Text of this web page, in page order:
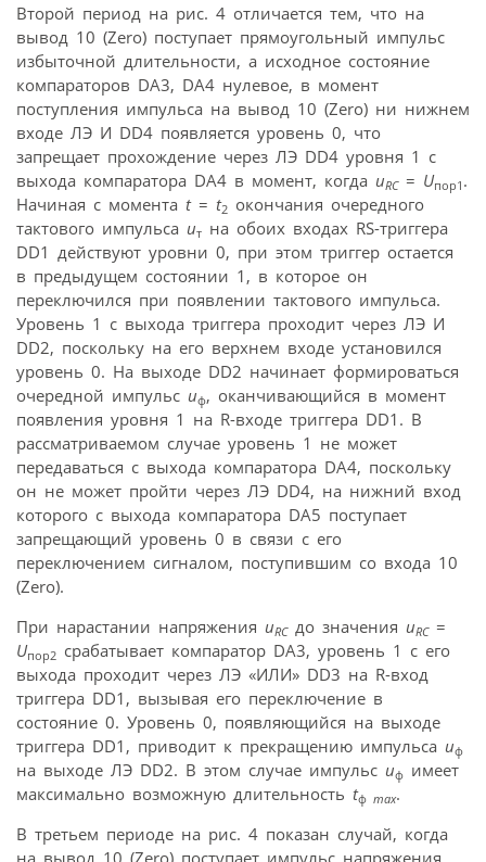
Второй период на рис. 4 отличается тем, что на
вывод 10 (Zero) поступает прямоугольный импульс
избыточной длительности, а исходное состояние
компараторов DA3, DA4 нулевое, в момент
поступления импульса на вывод 10 (Zero) ни нижнем
входе ЛЭ И DD4 появляется уровень 0, что
запрещает прохождение через ЛЭ DD4 уровня 1 с
выхода компаратора DA4 в момент, когда uRC= Uпор1 .
Начиная с момента t= t2 окончания очередного
тактового импульса uт на обоих входах RS-триггера
DD1 действуют уровни 0, при этом триггер остается
в предыдущем состоянии 1, в которое он
переключился при появлении тактового импульса.
Уровень 1 с выхода триггера проходит через ЛЭ И
DD2, поскольку на его верхнем входе установился
уровень 0. На выходе DD2 начинает формироваться
очередной импульс uф, оканчивающийся в момент
появления уровня 1 на R-входе триггера DD1. В
рассматриваемом случае уровень 1 не может
передаваться с выхода компаратора DA4, поскольку
он не может пройти через ЛЭ DD4, на нижний вход
которого с выхода компаратора DA5 поступает
запрещающий уровень 0 в связи с его
переключением сигналом, поступившим со входа 10
(Zero).
При нарастании напряжения uRCдо значения uRC=
Uпор2 срабатывает компаратор DA3, уровень 1 с его
выхода проходит через ЛЭ «ИЛИ» DD3 на R-вход
триггера DD1, вызывая его переключение в
состояние 0. Уровень 0, появляющийся на выходе
триггера DD1, приводит к прекращению импульса uф
на выходе ЛЭ DD2. В этом случае импульс uф имеет
максимально возможную длительность tф max.
В третьем периоде на рис. 4 показан случай, когда
на вывод 10 (Zero) поступает импульс напряжения,